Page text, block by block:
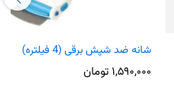
شانه ضد شپش برقی (4 فیلتره)
۱,۵۹۰,۰۰۰ تومان